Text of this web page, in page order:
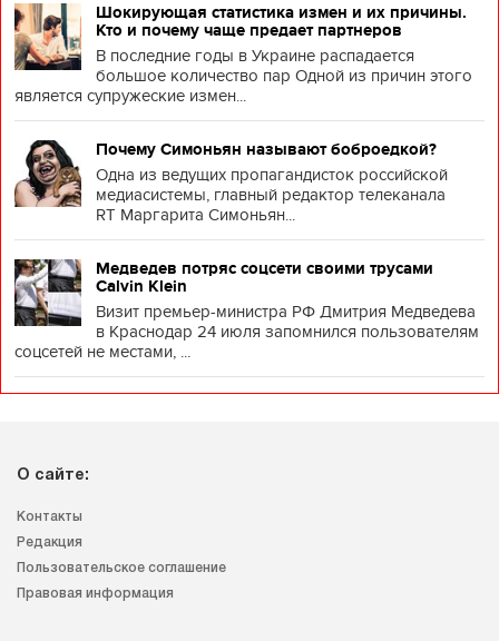
Шокирующая статистика измен и их причины.
Кто и почему чаще предает партнеров
В последние годы в Украине распадается
большое количество пар Одной из причин этого
является супружеские измен...
Почему Симоньян называют боброедкой?
Одна из ведущих пропагандисток российской
медиасистемы, главный редактор телеканала
RT Маргарита Симоньян...
Медведев потряс соцсети своими трусами
Calvin Klein
Визит премьер-министра РФ Дмитрия Медведева
в Краснодар 24 июля запомнился пользователям
соцсетей не местами, ...
О сайте:
Контакты
Редакция
Пользовательское соглашение
Правовая информация